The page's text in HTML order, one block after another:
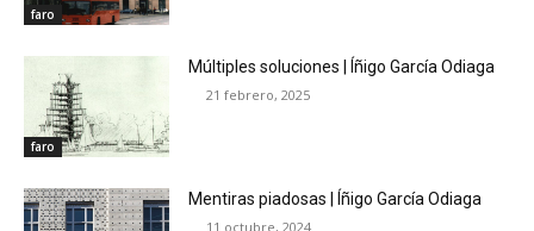
faro
faro
Múltiples soluciones | Íñigo García Odiaga
21 febrero, 2025
Mentiras piadosas | Íñigo García Odiaga
11 octubre, 2024